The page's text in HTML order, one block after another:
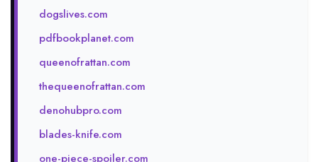
dogslives.com
pdfbookplanet.com
queenofrattan.com
thequeenofrattan.com
denohubpro.com
blades-knife.com
one-piece-spoiler.com